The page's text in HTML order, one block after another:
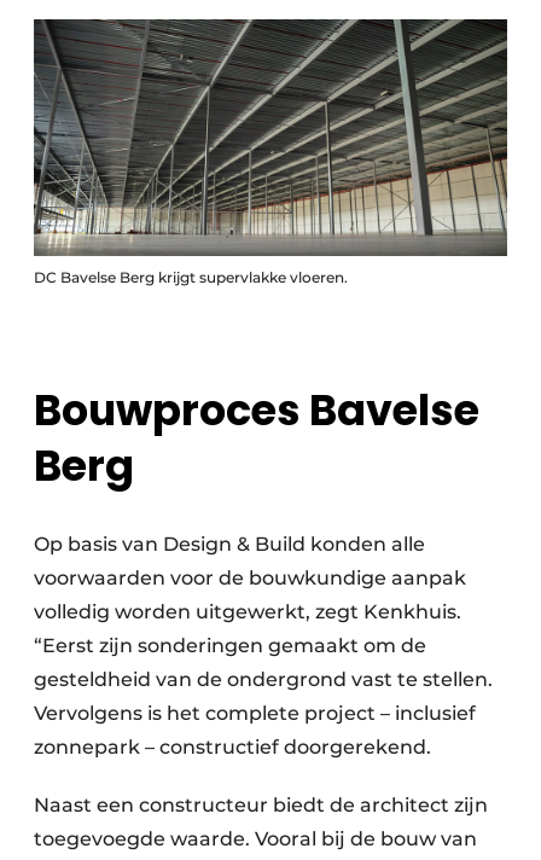
DC Bavelse Berg krijgt supervlakke vloeren.
Bouwproces Bavelse
Berg
Op basis van Design & Build konden alle
voorwaarden voor de bouwkundige aanpak
volledig worden uitgewerkt, zegt Kenkhuis.
“Eerst zijn sonderingen gemaakt om de
gesteldheid van de ondergrond vast te stellen.
Vervolgens is het complete project – inclusief
zonnepark – constructief doorgerekend.
Naast een constructeur biedt de architect zijn
toegevoegde waarde. Vooral bij de bouw van